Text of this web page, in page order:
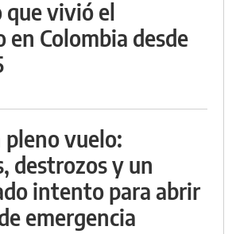
vivió el
Colombia desde
pleno vuelo:
destrozos y un
intento para abrir
emergencia